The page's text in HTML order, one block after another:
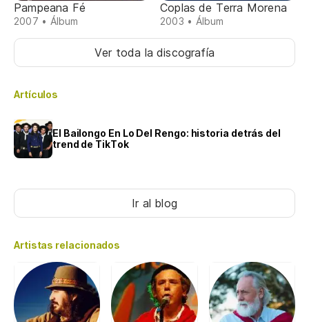
Pampeana Fé
2007 • Álbum
Coplas de Terra Morena
2003 • Álbum
Ver toda la discografía
Artículos
El Bailongo En Lo Del Rengo: historia detrás del
trend de TikTok
Ir al blog
Artistas relacionados